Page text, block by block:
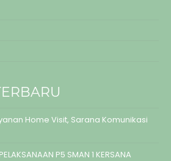
Home Visit, Sarana Komunikasi
PELAKSANAAN P5 SMAN 1 KERSANA